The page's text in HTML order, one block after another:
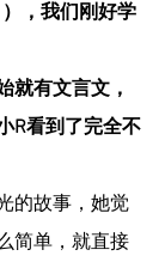
，我们刚好学
就有文言文，
R看到了完全不
的故事，她觉
简单，就直接